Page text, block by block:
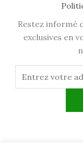
Restez informé
exclusives en